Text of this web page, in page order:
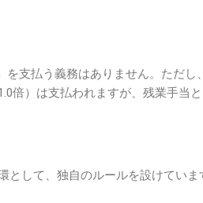
支払う義務はありません。ただし
倍）は支払われますが、残業手当
して、独自のルールを設けていま